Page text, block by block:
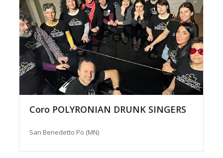
Coro POLYRONIAN DRUNK SINGERS
San Benedetto Po (MN)